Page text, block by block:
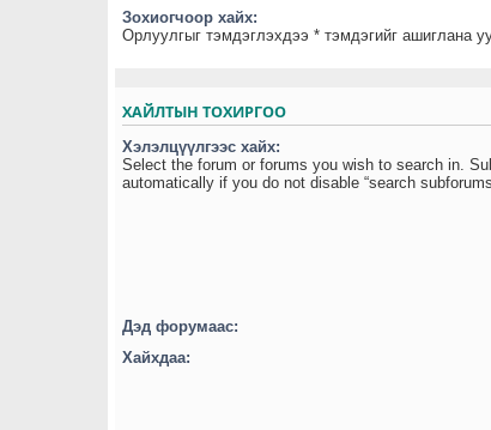
Зохиогчоор хайх:
Орлуулгыг тэмдэглэхдээ * тэмдэгийг ашиглана
ХАЙЛТЫН ТОХИРГОО
Хэлэлцүүлгээс хайх:
Select the forum or forums you wish to search in.
automatically if you do not disable “search
Дэд форумаас:
Хайхдаа: